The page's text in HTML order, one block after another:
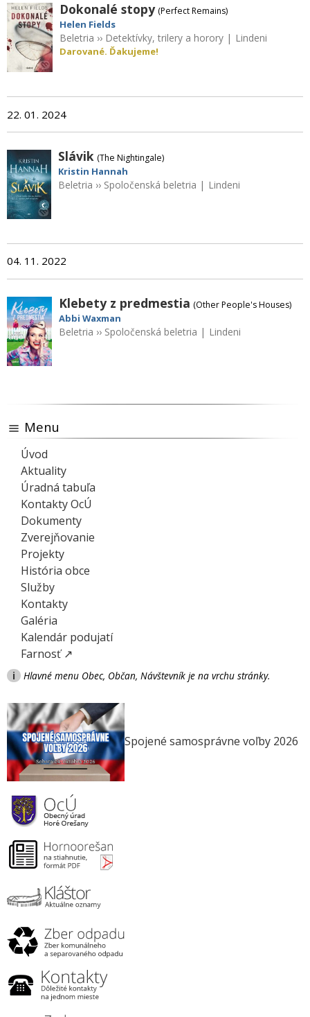
Dokonalé stopy (Perfect Remains)
Helen Fields
Beletria ›› Detektívky, trilery a horory| Lindeni
Darované. Ďakujeme!
22. 01. 2024
Slávik (The Nightingale)
Kristin Hannah
Beletria ›› Spoločenská beletria | Lindeni
04. 11. 2022
Klebety z predmestia (Other People's Houses)
Abbi Waxman
Beletria ›› Spoločenská beletria | Lindeni
Menu
Úvod
Aktuality
Úradná tabuľa
Kontakty OcÚ
Dokumenty
Zverejňovanie
Projekty
História obce
Služby
Kontakty
Galéria
Kalendár podujatí
Farnosť ↗
i Hlavné menu Obec, Občan, Návštevník je na vrchu stránky.
Spojené samosprávne voľby 2026